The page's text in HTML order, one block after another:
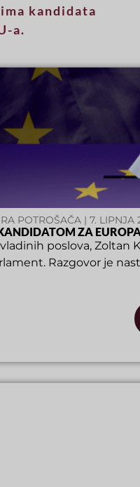
kandidata
a.
POTROŠAČA | 7. LIPNJA
ZA
poslova, Zoltan
Razgovor je